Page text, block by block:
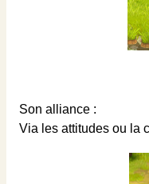
Son alliance :
Via les attitudes ou la